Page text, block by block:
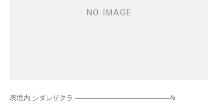
表境内 シダレザクラ ——————————————&…